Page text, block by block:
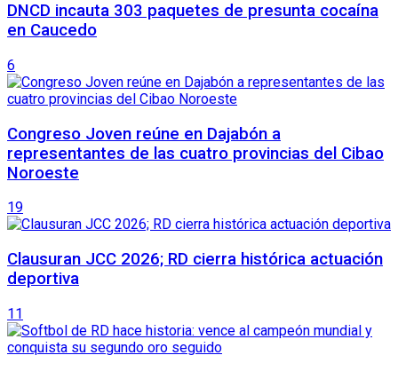
DNCD incauta 303 paquetes de presunta cocaína
en Caucedo
6
Congreso Joven reúne en Dajabón a
representantes de las cuatro provincias del Cibao
Noroeste
19
Clausuran JCC 2026; RD cierra histórica actuación
deportiva
11